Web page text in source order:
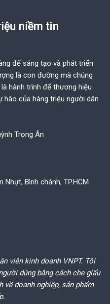
niềm tin
để sáng tạo và phát triển
là con đường mà chúng
hành trình để thương hiệu
hào của hàng triệu người dân
Trọng Ân
Nhựt, Bình chánh, TP.HCM
viên kinh doanh VNPT. Tôi
dùng bằng cách che giấu
doanh nghiệp, sản phẩm